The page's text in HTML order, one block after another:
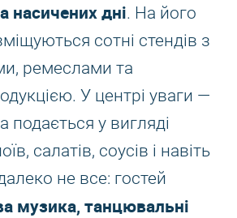
насичених дні. На його
сотні стендів з
ремеслами та
У центрі уваги —
подається у вигляді
салатів, соусів і навіть
не все: гостей
музика, танцювальні